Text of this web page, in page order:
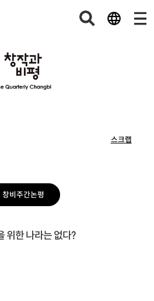
스크랩
창비주간논평
위한 나라는 없다?